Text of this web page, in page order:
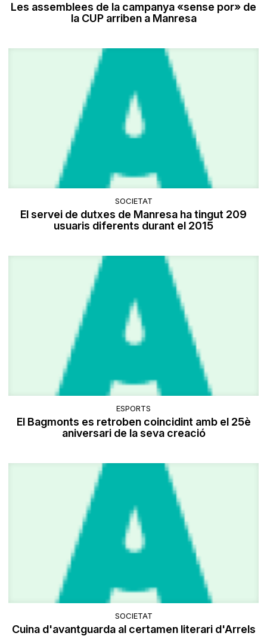
Les assemblees de la campanya «sense por» de
la CUP arriben a Manresa
SOCIETAT
El servei de dutxes de Manresa ha tingut 209
usuaris diferents durant el 2015
ESPORTS
El Bagmonts es retroben coincidint amb el 25è
aniversari de la seva creació
SOCIETAT
Cuina d'avantguarda al certamen literari d'Arrels